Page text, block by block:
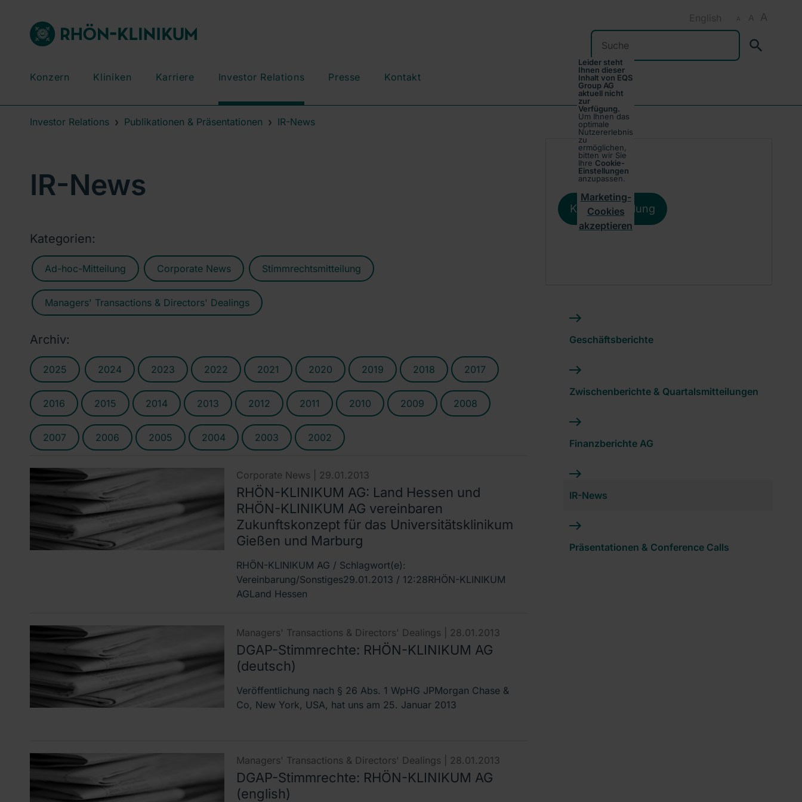
A A A
English
Suchen
Konzern Kliniken Karriere Investor Relations Presse Kontakt
Investor Relations Publikationen & Präsentationen IR-News
IR-News
Kategorien:
Ad-hoc-Mitteilung Corporate News Stimmrechtsmitteilung
Managers' Transactions & Directors' Dealings
Archiv:
2025 2024 2023 2022 2021 2020 2019 2018 2017
2016 2015 2014 2013 2012 2011 2010 2009 2008
2007 2006 2005 2004 2003 2002
Corporate News | 29.01.2013
RHÖN-KLINIKUM AG: Land Hessen und
RHÖN-KLINIKUM AG vereinbaren
Zukunftskonzept für das Universitätsklinikum
Gießen und Marburg
RHÖN-KLINIKUM AG / Schlagwort(e):
Vereinbarung/Sonstiges29.01.2013 / 12:28RHÖN-KLINIKUM
AGLand Hessen
Managers' Transactions & Directors' Dealings | 28.01.2013
DGAP-Stimmrechte: RHÖN-KLINIKUM AG
(deutsch)
Veröffentlichung nach § 26 Abs. 1 WpHG JPMorgan Chase &
Co, New York, USA, hat uns am 25. Januar 2013
Managers' Transactions & Directors' Dealings | 28.01.2013
DGAP-Stimmrechte: RHÖN-KLINIKUM AG
(english)
Leider steht
Ihnen dieser
Inhalt von EQS
Group AG
aktuell nicht
zur
Verfügung.
Um Ihnen das
optimale
Nutzererlebnis
zu
ermöglichen,
bitten wir Sie
Ihre Cookie-
Einstellungen
anzupassen.
Marketing-
Cookies
akzeptieren
Kursentwicklung
Geschäftsberichte
Zwischenberichte & Quartalsmitteilungen
Finanzberichte AG
IR-News
Präsentationen & Conference Calls